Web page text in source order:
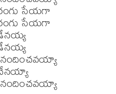
సేయగా
సేయగా